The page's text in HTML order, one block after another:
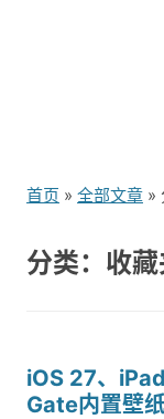
首页 » 全部文章 »
分类：收
iOS 27、
Gate内置壁